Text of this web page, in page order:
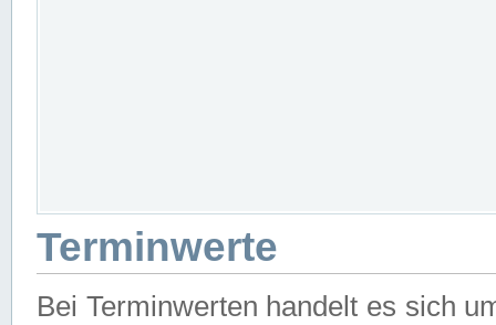
Terminwerte
Bei Terminwerten handelt es sich